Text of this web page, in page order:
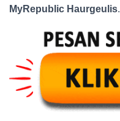
MyRepublic Haurgeulis.